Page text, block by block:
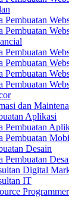
Pembuatan
Pembuatan
Pembuatan
Pembuatan
Pembuatan
Pembuatan
dan
Aplikasi
Pembuatan
Pembuatan
Desain
Pembuatan
Digital
IT